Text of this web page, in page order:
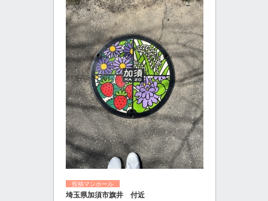
投稿マンホール
埼玉県加須市旗井 付近